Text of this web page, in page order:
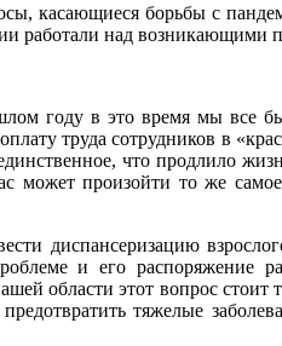
касающиеся борьбы с
работали над возникающими
году в это время мы все
труда сотрудников в
что продлило
может произойти то же
диспансеризацию
и его распоряжение
области этот вопрос стоит
тяжелые